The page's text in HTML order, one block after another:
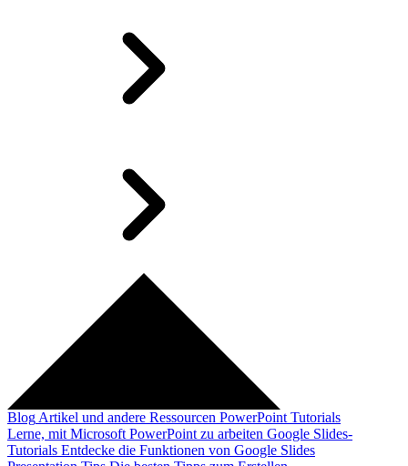
Blog Artikel und andere Ressourcen PowerPoint Tutorials
Lerne, mit Microsoft PowerPoint zu arbeiten Google Slides-
Tutorials Entdecke die Funktionen von Google Slides